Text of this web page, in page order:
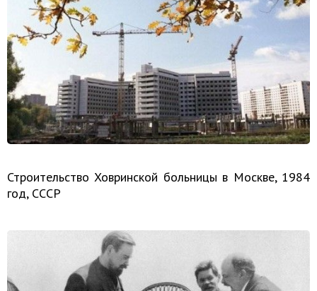
Строительство Ховринской больницы в Москве, 1984
год, СССР